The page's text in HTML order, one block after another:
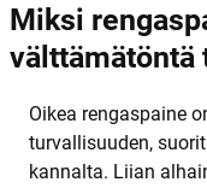
Miksi
Oikea rengaspaine
turvallisuuden,
kannalta. Liian